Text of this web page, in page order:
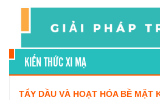
KIẾN THỨC XI MẠ
TẨY DẦU VÀ HOẠT HÓA BỀ MẶT